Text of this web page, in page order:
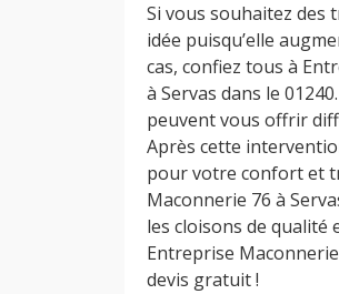
Si vous souhaitez des
idée puisqu’elle
cas, confiez tous à
à Servas dans le
peuvent vous offrir
Après cette
pour votre confort et
Maconnerie 76 à
les cloisons de qualité
Entreprise
devis gratuit !